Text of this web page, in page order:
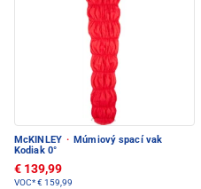
McKINLEY · Múmiový spací vak
Kodiak 0°
€ 139,99
VOC*€ 159,99